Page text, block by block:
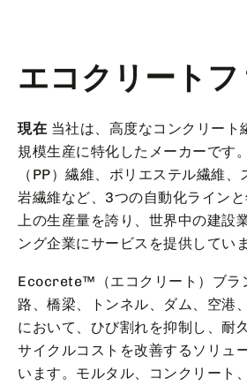
エコクリート
現在 当社は、高度なコンクリート
規模生産に特化したメーカーです
（PP）繊維、ポリエステル繊維
岩繊維など、3つの自動化ライン
上の生産量を誇り、世界中の建設
ング企業にサービスを提供してい
Ecocrete™（エコクリート）ブラ
路、橋梁、トンネル、ダム、空港
において、ひび割れを抑制し、耐
サイクルコストを改善するソリュ
います。モルタル、コンクリート